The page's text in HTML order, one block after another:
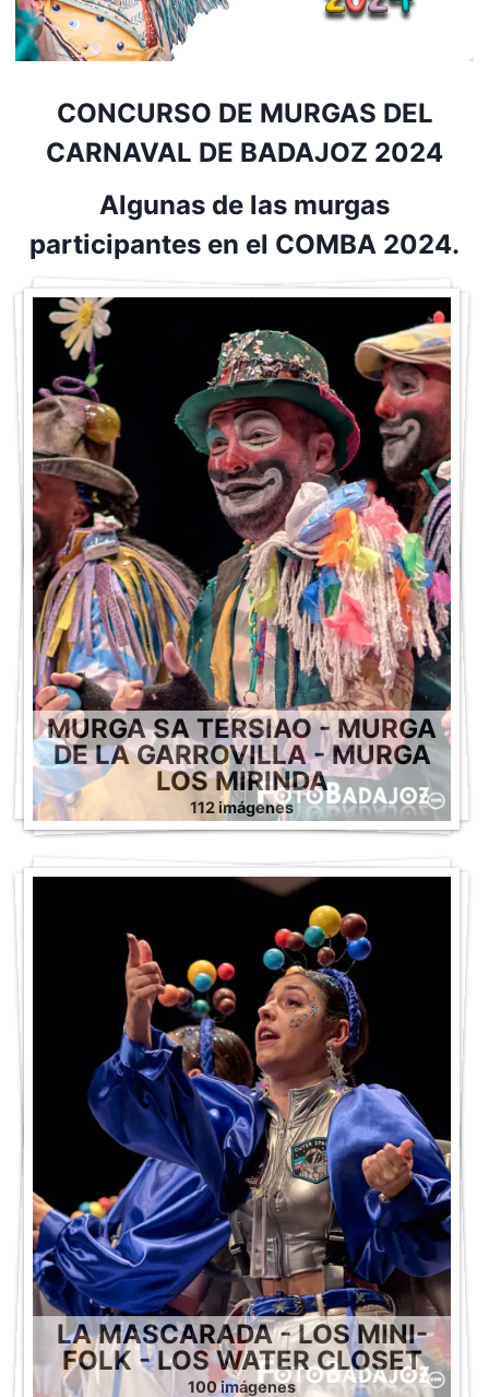
CONCURSO DE MURGAS DEL
CARNAVAL DE BADAJOZ 2024
Algunas de las murgas
participantes en el COMBA 2024.
MURGA SA TERSIAO - MURGA
DE LA GARROVILLA - MURGA
LOS MIRINDA
112 imágenes
LA MASCARADA - LOS MINI-
FOLK - LOS WATER CLOSET
100 imágenes